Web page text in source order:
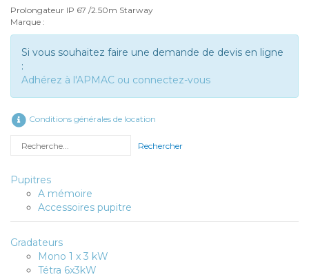
Prolongateur IP 67 /2.50m Starway
Marque :
Si vous souhaitez faire une demande de devis en ligne
:
Adhérez à l'APMAC ou connectez-vous
Conditions générales de location
Rechercher
Pupitres
A mémoire
Accessoires pupitre
Gradateurs
Mono 1 x 3 kW
Tétra 6x3kW